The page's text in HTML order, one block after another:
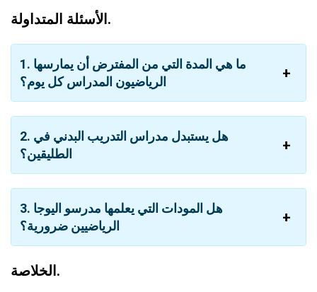
الأسئلة المتداولة.
1. ما هي المدة التي من المفترض أن يمارسها
الرياضيون المدراس كل يوم؟
2. هل يستبدل مدراس التدريب البدني في
الطليقين؟
3. هل المودات التي يعلمها مدرسو اليوجا
الرياضيين ضرورية؟
الخلاصة.